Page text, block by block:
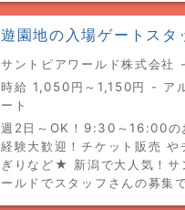
遊園地の入場ゲートスタ
サントピアワールド株式会社
時給 1,050円～1,150円 - ア
ート
週2日～OK！9:30～16:00の
経験大歓迎！チケット販売 や
ぎりなど★ 新潟で大人気！サ
ールドでスタッフさんの募集で